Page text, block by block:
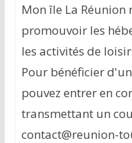
Mon île La
promouvoir les
les activités de
Pour bénéficier
pouvez entrer en
transmettant un
contact@reunion-